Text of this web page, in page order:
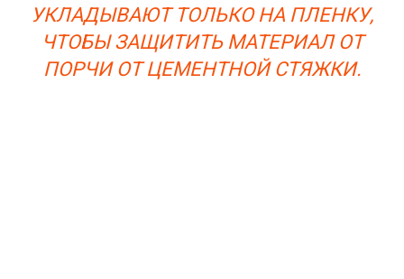
УКЛАДЫВАЮТ ТОЛЬКО НА ПЛЕНКУ,
ЧТОБЫ ЗАЩИТИТЬ МАТЕРИАЛ ОТ
ПОРЧИ ОТ ЦЕМЕНТНОЙ СТЯЖКИ.